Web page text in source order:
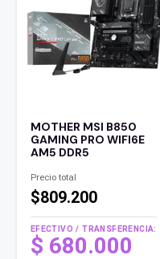
MOTHER MSI B850
GAMING PRO WIFI6E
AM5 DDR5
Precio total
$809.200
EFECTIVO / TRANSFERENCIA:
$ 680.000